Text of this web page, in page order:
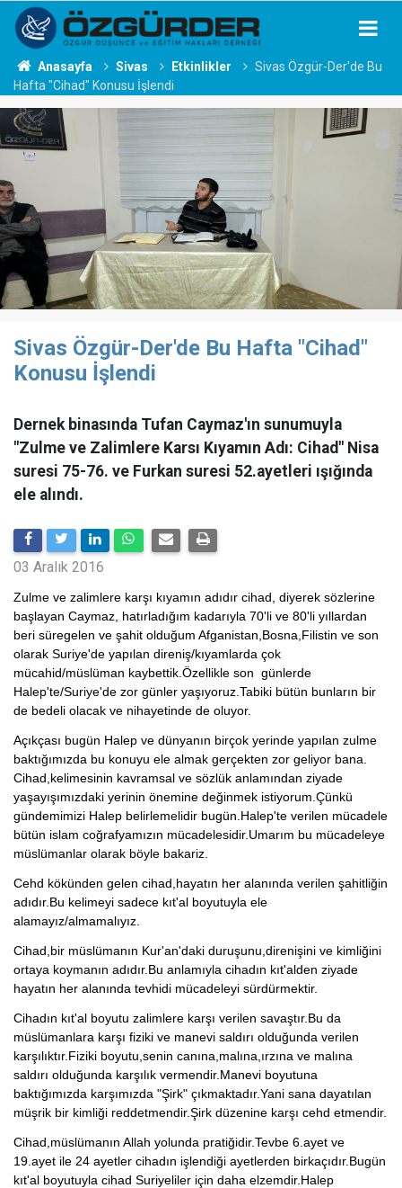
Anasayfa Sivas Etkinlikler
Sivas Özgür-Der'de Bu
Hafta "Cihad" Konusu İşlendi
Sivas Özgür-Der'de Bu Hafta "Cihad"
Konusu İşlendi
Dernek binasında Tufan Caymaz'ın sunumuyla
"Zulme ve Zalimlere Karsı Kıyamın Adı: Cihad" Nisa
suresi 75-76. ve Furkan suresi 52.ayetleri ışığında
ele alındı.
03 Aralık 2016
Zulme ve zalimlere karşı kıyamın adıdır cihad, diyerek sözlerine
başlayan Caymaz, hatırladığım kadarıyla 70'li ve 80'li yıllardan
beri süregelen ve şahit olduğum Afganistan,Bosna,Filistin ve son
olarak Suriye'de yapılan direniş/kıyamlarda çok
mücahid/müslüman kaybettik.Özellikle son günlerde
Halep'te/Suriye'de zor günler yaşıyoruz.Tabiki bütün bunların bir
de bedeli olacak ve nihayetinde de oluyor.
Açıkçası bugün Halep ve dünyanın birçok yerinde yapılan zulme
baktığımızda bu konuyu ele almak gerçekten zor geliyor bana.
Cihad,kelimesinin kavramsal ve sözlük anlamından ziyade
yaşayışımızdaki yerinin önemine değinmek istiyorum.Çünkü
gündemimizi Halep belirlemelidir bugün.Halep'te verilen mücadele
bütün islam coğrafyamızın mücadelesidir.Umarım bu mücadeleye
müslümanlar olarak böyle bakariz.
Cehd kökünden gelen cihad,hayatın her alanında verilen şahitliğin
adıdır.Bu kelimeyi sadece kıt'al boyutuyla ele
alamayız/almamalıyız.
Cihad,bir müslümanın Kur'an'daki duruşunu,direnişini ve kimliğini
ortaya koymanın adıdır.Bu anlamıyla cihadın kıt'alden ziyade
hayatın her alanında tevhidi mücadeleyi sürdürmektir.
Cihadın kıt'al boyutu zalimlere karşı verilen savaştır.Bu da
müslümanlara karşı fiziki ve manevi saldırı olduğunda verilen
karşılıktır.Fiziki boyutu,senin canına,malına,ırzına ve malına
saldırı olduğunda karşılık vermendir.Manevi boyutuna
baktığımızda karşımızda "Şirk" çıkmaktadır.Yani sana dayatılan
müşrik bir kimliği reddetmendir.Şirk düzenine karşı cehd etmendir.
Cihad,müslümanın Allah yolunda pratiğidir.Tevbe 6.ayet ve
19.ayet ile 24 ayetler cihadın işlendiği ayetlerden birkaçıdır.Bugün
kıt'al boyutuyla cihad Suriyeliler için daha elzemdir.Halep